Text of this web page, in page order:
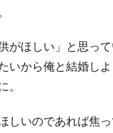
がほしい」と思っ
いから俺と結婚し
。
しいのであれば焦